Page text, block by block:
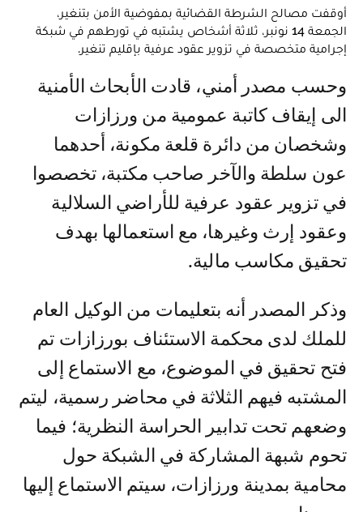
أوقفت مصالح الشرطة القضائية بمفوضية الأمن بتنغير،
الجمعة 14 نونبر، ثلاثة أشخاص يشتبه في تورطهم في شبكة
إجرامية متخصصة في تزوير عقود عرفية بإقليم تنغير.
وحسب مصدر أمني، قادت الأبحاث الأمنية
الى إيقاف كاتبة عمومية من ورزازات
وشخصان من دائرة قلعة مكونة، أحدهما
عون سلطة والآخر صاحب مكتبة، تخصصوا
في تزوير عقود عرفية للأراضي السلالية
وعقود إرث وغيرها، مع استعمالها بهدف
تحقيق مكاسب مالية.
وذكر المصدر أنه بتعليمات من الوكيل العام
للملك لدى محكمة الاستئناف بورزازات تم
فتح تحقيق في الموضوع، مع الاستماع إلى
المشتبه فيهم الثلاثة في محاضر رسمية، ليتم
وضعهم تحت تدابير الحراسة النظرية؛ فيما
تحوم شبهة المشاركة في الشبكة حول
محامية بمدينة ورزازات، سيتم الاستماع إليها